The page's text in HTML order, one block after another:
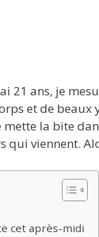
21 ans, je
et de beaux
mette la bite
qui viennent.
cet après-midi